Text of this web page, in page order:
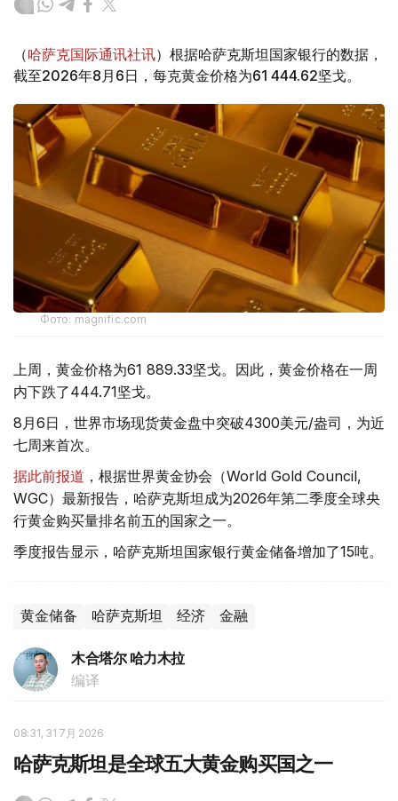
（哈萨克国际通讯社讯）根据哈萨克斯坦国家银行的数据，
截至2026年8月6日，每克黄金价格为61 444.62坚戈。
Фото: magnific.com
上周，黄金价格为61 889.33坚戈。因此，黄金价格在一周
内下跌了444.71坚戈。
8月6日，世界市场现货黄金盘中突破4300美元/盎司，为近
七周来首次。
据此前报道 ，根据世界黄金协会（World Gold Council,
WGC）最新报告，哈萨克斯坦成为2026年第二季度全球央
行黄金购买量排名前五的国家之一。
季度报告显示，哈萨克斯坦国家银行黄金储备增加了15吨。
黄金储备 哈萨克斯坦 经济 金融
木合塔尔 哈力木拉
编译
08:31, 31 7月 2026
哈萨克斯坦是全球五大黄金购买国之一